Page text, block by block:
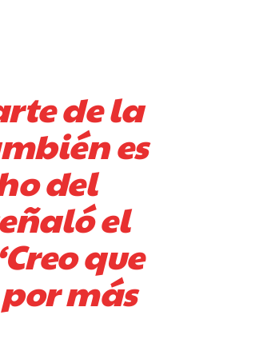
de la
es
del
el
que
más